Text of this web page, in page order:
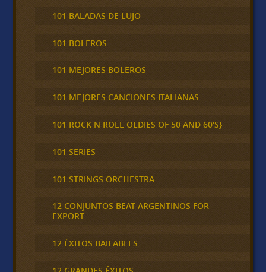
101 BALADAS DE LUJO
101 BOLEROS
101 MEJORES BOLEROS
101 MEJORES CANCIONES ITALIANAS
101 ROCK N ROLL OLDIES OF 50 AND 60'S}
101 SERIES
101 STRINGS ORCHESTRA
12 CONJUNTOS BEAT ARGENTINOS FOR
EXPORT
12 ÉXITOS BAILABLES